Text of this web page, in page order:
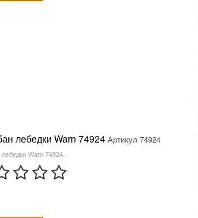
лебедки Warn 74924 Артикул 74924
Warn 74924..